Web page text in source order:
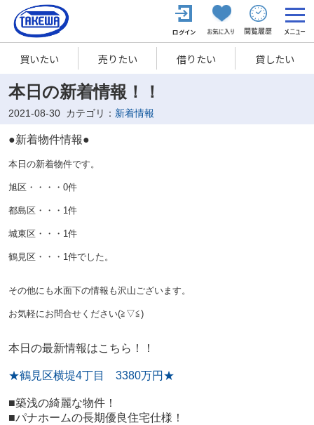
買いたい 売りたい 借りたい 貸したい
本日の新着情報！！
2021-08-30 カテゴリ： 新着情報
●新着物件情報●
本日の新着物件です。
旭区・・・・0件
都島区・・・1 件
城東区・・・1件
鶴見区・・・1件でした。
その他にも水面下の情報も沢山ございます。
お気軽にお問合せください(≧▽≦)
本日の最新情報はこちら！！
★鶴見区横堤4丁目 3380万円★
■築浅の綺麗な物件！
■パナホームの長期優良住宅仕様！